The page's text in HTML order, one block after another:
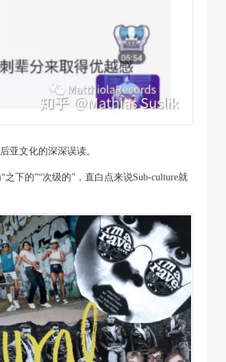
亚文化的深深误读。
下的”“次级的”，直白点来说Sub-culture就